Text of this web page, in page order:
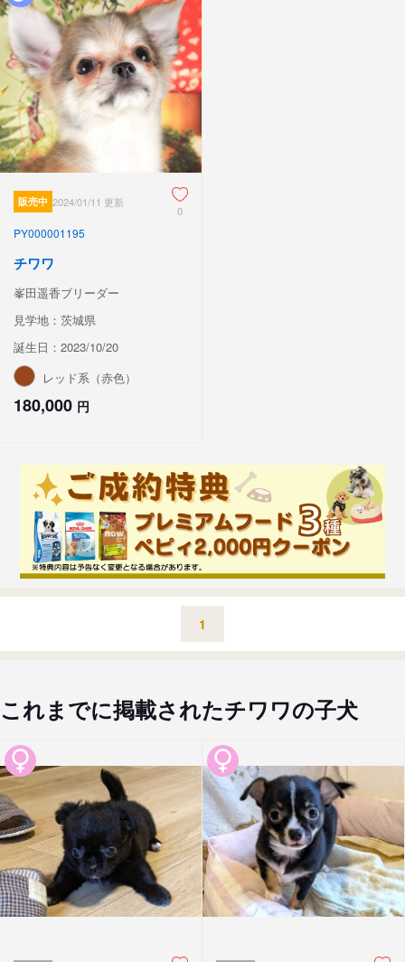
販売中 2024/01/11 更新
0
PY000001195
チワワ
峯田遥香ブリーダー
見学地：茨城県
誕生日：2023/10/20
レッド系（赤色）
180,000 円
1
これまでに掲載されたチワワの子犬